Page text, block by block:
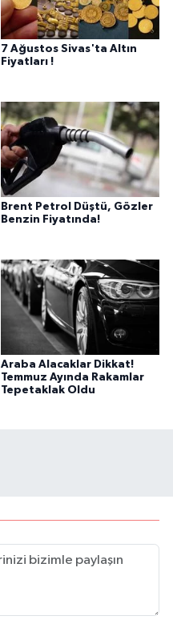
7 Ağustos Sivas'ta Altın
Fiyatları !
Brent Petrol Düştü, Gözler
Benzin Fiyatında!
Araba Alacaklar Dikkat!
Temmuz Ayında Rakamlar
Tepetaklak Oldu